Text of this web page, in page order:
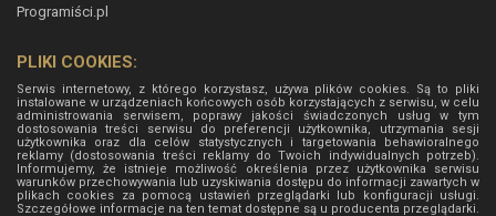
Programiści.pl
PLIKI COOKIES:
Serwis internetowy, z którego korzystasz, używa plików cookies. Są to pliki
instalowane w urządzeniach końcowych osób korzystających z serwisu, w celu
administrowania serwisem, poprawy jakości świadczonych usług w tym
dostosowania treści serwisu do preferencji użytkownika, utrzymania sesji
użytkownika oraz dla celów statystycznych i targetowania behawioralnego
reklamy (dostosowania treści reklamy do Twoich indywidualnych potrzeb).
Informujemy, że istnieje możliwość określenia przez użytkownika serwisu
warunków przechowywania lub uzyskiwania dostępu do informacji zawartych w
plikach cookies za pomocą ustawień przeglądarki lub konfiguracji usługi.
Szczegółowe informacje na ten temat dostępne są u producenta przeglądarki.